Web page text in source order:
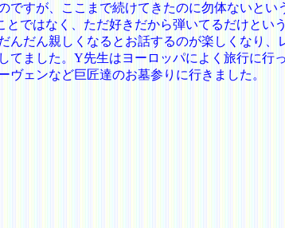
すが、ここまで続けてきたのに勿体ないとい
ではなく、ただ好きだから弾いてるだけとい
だん親しくなるとお話するのが楽しくなり、
ました。Y先生はヨーロッパによく旅行に行
ェンなど巨匠達のお墓参りに行きました。